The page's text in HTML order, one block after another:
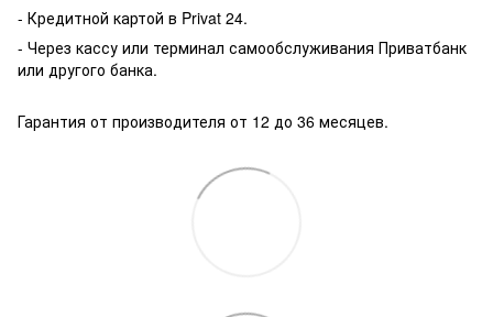
- Кредитной картой в Privat 24.
- Через кассу или терминал самообслуживания Приватбанк
или другого банка.
Гарантия от производителя от 12 до 36 месяцев.